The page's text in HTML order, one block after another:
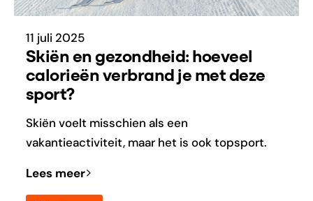
11 juli 2025
Skiën en gezondheid: hoeveel
calorieën verbrand je met deze
sport?
Skiën voelt misschien als een
vakantieactiviteit, maar het is ook topsport.
Lees meer